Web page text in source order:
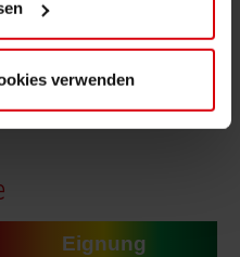
verwenden
Specialties &
Eignung